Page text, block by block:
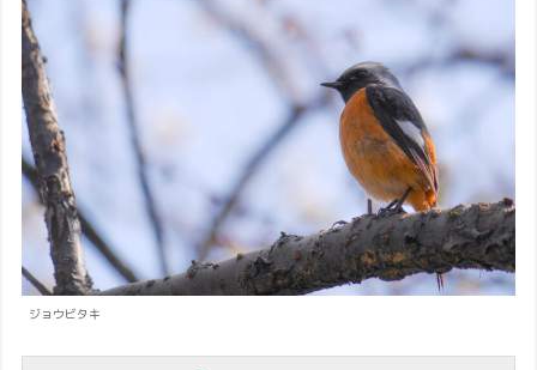
ジョウビタキ